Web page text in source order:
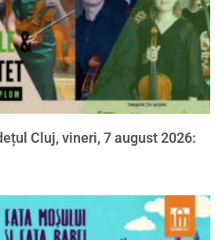
Cluj, vineri, 7 august 2026: